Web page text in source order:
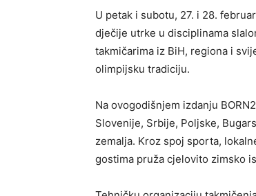
U petak i subotu, 27. i 28.
dječije utrke u disciplinama
takmičarima iz BiH, regiona i
olimpijsku tradiciju.
Na ovogodišnjem izdanju
Slovenije, Srbije, Poljske,
zemalja. Kroz spoj sporta,
gostima pruža cjelovito zimsko